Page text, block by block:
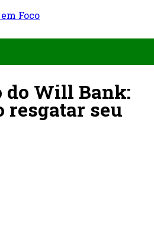
do Will Bank:
resgatar seu